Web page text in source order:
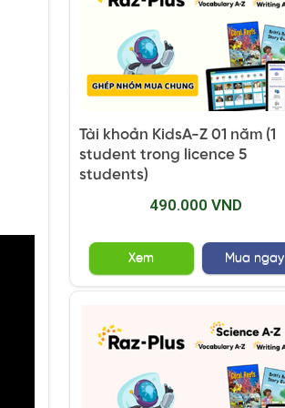
Tài khoản KidsA-Z 01 năm (1
student trong licence 5
students)
490.000 VND
Xem Mua ngay